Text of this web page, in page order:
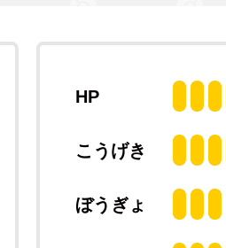
HP
こうげき
ぼうぎょ